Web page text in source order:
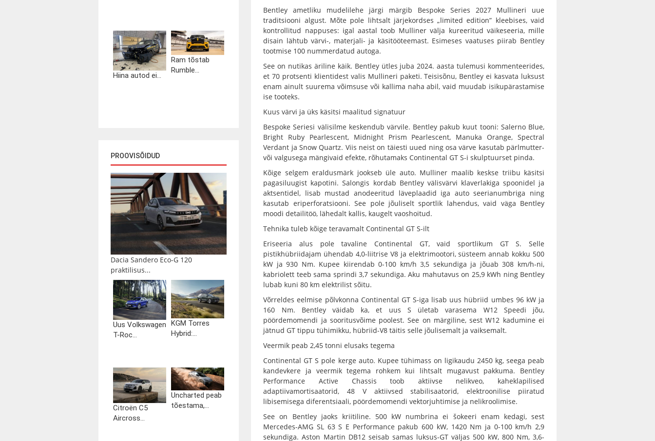
Hiina autod ei...
Ram tõstab
Rumble...
PROOVISÕIDUD
Dacia Sandero Eco-G 120
praktilisus...
Uus Volkswagen
T-Roc...
KGM Torres
Hybrid:...
Citroën C5
Aircross...
Uncharted peab
tõestama,...
Bentley ametliku mudelilehe järgi märgib Bespoke Series 2027 Mullineri uue
traditsiooni algust. Mõte pole lihtsalt järjekordses „limited edition” kleebises, vaid
kontrollitud nappuses: igal aastal toob Mulliner välja kureeritud väikeseeria, mille
disain lähtub värvi-, materjali- ja käsitööteemast. Esimeses vaatuses piirab Bentley
tootmise 100 nummerdatud autoga.
See on nutikas äriline käik. Bentley ütles juba 2024. aasta tulemusi kommenteerides,
et 70 protsenti klientidest valis Mullineri paketi. Teisisõnu, Bentley ei kasvata luksust
enam ainult suurema võimsuse või kallima naha abil, vaid muudab isikupärastamise
ise tooteks.
Kuus värvi ja üks käsitsi maalitud signatuur
Bespoke Seriesi välisilme keskendub värvile. Bentley pakub kuut tooni: Salerno Blue,
Bright Ruby Pearlescent, Midnight Prism Pearlescent, Manuka Orange, Spectral
Verdant ja Snow Quartz. Viis neist on täiesti uued ning osa värve kasutab pärlmutter-
või valgusega mängivaid efekte, rõhutamaks Continental GT S-i skulptuurset pinda.
Kõige selgem eraldusmärk jookseb üle auto. Mulliner maalib keskse triibu käsitsi
pagasiluugist kapotini. Salongis kordab Bentley välisvärvi klaverlakiga spoonidel ja
aktsentidel, lisab mustad anodeeritud läveplaadid iga auto seerianumbriga ning
kasutab eriperforatsiooni. See pole jõuliselt sportlik lahendus, vaid väga Bentley
moodi detailitöö, lähedalt kallis, kaugelt vaoshoitud.
Tehnika tuleb kõige teravamalt Continental GT S-ilt
Eriseeria alus pole tavaline Continental GT, vaid sportlikum GT S. Selle
pistikhübriidajam ühendab 4,0-liitrise V8 ja elektrimootori, süsteem annab kokku 500
kW ja 930 Nm. Kupee kiirendab 0-100 km/h 3,5 sekundiga ja jõuab 308 km/h-ni,
kabriolett teeb sama sprindi 3,7 sekundiga. Aku mahutavus on 25,9 kWh ning Bentley
lubab kuni 80 km elektrilist sõitu.
Võrreldes eelmise põlvkonna Continental GT S-iga lisab uus hübriid umbes 96 kW ja
160 Nm. Bentley väidab ka, et uus S ületab varasema W12 Speedi jõu,
pöördemomendi ja sooritusvõime poolest. See on märgiline, sest W12 kadumine ei
jätnud GT tippu tühimikku, hübriid-V8 täitis selle jõulisemalt ja vaiksemalt.
Veermik peab 2,45 tonni elusaks tegema
Continental GT S pole kerge auto. Kupee tühimass on ligikaudu 2450 kg, seega peab
kandevkere ja veermik tegema rohkem kui lihtsalt mugavust pakkuma. Bentley
Performance Active Chassis toob aktiivse nelikveo, kaheklapilised
adaptiivamortisaatorid, 48 V aktiivsed stabilisaatorid, elektroonilise piiratud
libisemisega diferentsiaali, pöördemomendi vektorjuhtimise ja nelikroolimise.
See on Bentley jaoks kriitiline. 500 kW numbrina ei šokeeri enam kedagi, sest
Mercedes-AMG SL 63 S E Performance pakub 600 kW, 1420 Nm ja 0-100 km/h 2,9
sekundiga. Aston Martin DB12 seisab samas luksus-GT väljas 500 kW, 800 Nm, 3,6-